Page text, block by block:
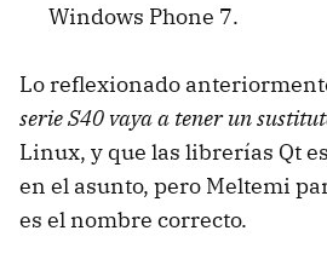
Windows Phone 7.
Lo reflexionado
serie S40 vaya a tener un
Linux, y que las librerías Qt
en el asunto, pero Meltemi
es el nombre correcto.